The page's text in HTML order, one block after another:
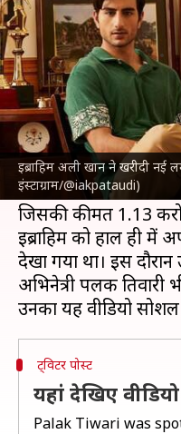
इब्राहिम अली खान ने खरीदी नई
इंस्टाग्राम/@iakpataudi)
लग्जरी गाड़ी,
लेखन दीक्षा शर्मा Jun 11, 2024
क्या है खबर?
सैफ अली खानऔर
ने हाल ही में खुद को
दरअसल, उन्होंने काली
जिसकी कीमत 1.13
इब्राहिम को हाल ही में
देखा गया था। इस
अभिनेत्री पलक तिवारी
ट्विटर पोस्ट
यहां देखिए वीडियो
Palak Tiwari was